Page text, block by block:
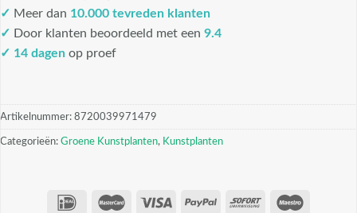
✓ Meer dan 10.000 tevreden klanten
✓ Door klanten beoordeeld met een 9.4
✓ 14 dagen op proef
Artikelnummer: 8720039971479
Categorieën: Groene Kunstplanten, Kunstplanten